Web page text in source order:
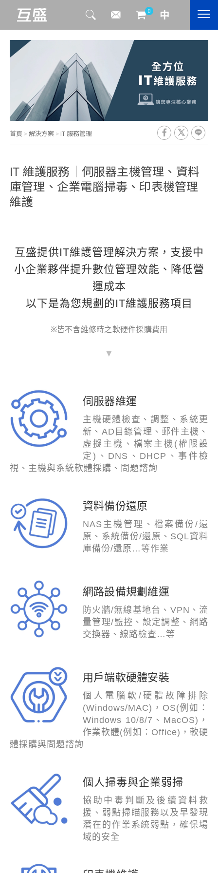
0
首頁 > 解決方案 > IT 服務管理
IT 維護服務｜伺服器主機管理、資料
庫管理、企業電腦掃毒、印表機管理
維護
互盛提供IT維護管理解決方案，支援中
小企業夥伴提升數位管理效能、降低營
運成本
以下是為您規劃的IT維護服務項目
※皆不含維修時之軟硬件採購費用
▼
伺服器維運
主機硬體檢查、調整、系統更
新、AD目錄管理、郵件主機、
虛擬主機、檔案主機(權限設
定)、DNS、DHCP、事件檢
視、主機與系統軟體採購、問題諮詢
資料備份還原
NAS主機管理、檔案備份/還
原、系統備份/還原、SQL資料
庫備份/還原…等作業
網路設備規劃維運
防火牆/無線基地台、VPN、流
量管理/監控、設定調整、網路
交換器、線路檢查…等
用戶端軟硬體安裝
個人電腦軟/硬體故障排除
(Windows/MAC)，OS(例如：
Windows 10/8/7、MacOS)，
作業軟體(例如：Office)，軟硬
體採購與問題諮詢
個人掃毒與企業弱掃
協助中毒判斷及後續資料救
援、弱點掃瞄服務以及早發現
潛在的作業系統弱點，確保場
域的安全